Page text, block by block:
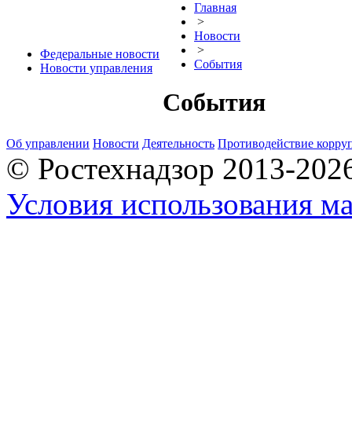
Федеральные новости
Новости управления
Главная
>
Новости
>
События
События
Об управлении Новости Деятельность Противодействие
© Ростехнадзор 2013-
Условия использования